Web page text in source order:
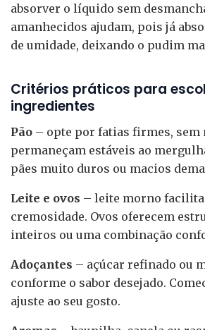
absorver o líquido sem
amanhecidos ajudam, pois já
de umidade, deixando o pudim
Critérios práticos para
ingredientes
Pão – opte por fatias firmes, sem
permaneçam estáveis ao
pães muito duros ou macios
Leite e ovos – leite morno facilita
cremosidade. Ovos oferecem
inteiros ou uma combinação
Adoçantes – açúcar refinado ou
conforme o sabor desejado.
ajuste ao seu gosto.